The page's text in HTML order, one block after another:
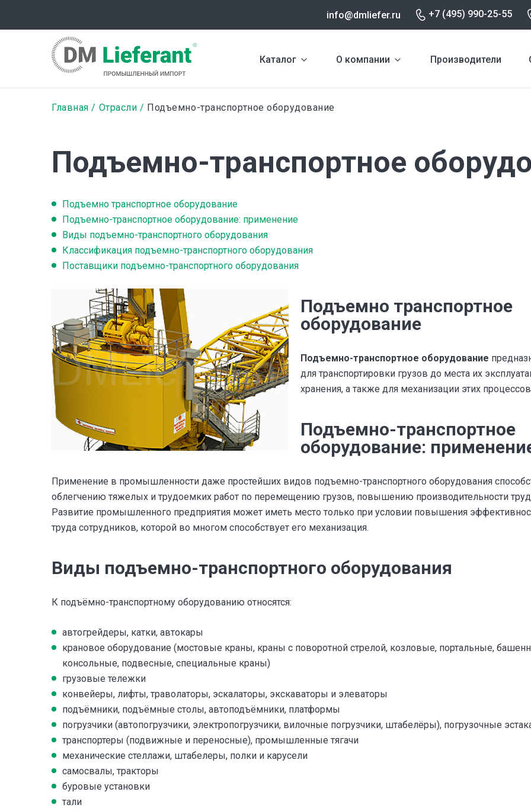
содержанию
info@dmliefer.ru +7 (495) 990-25-55
Каталог О компании Производители
Строка
Главная Отрасли Подъемно-транспортное оборудование
Подъемно-транспортное
Подъемно транспортное оборудование
Подъемно-транспортное оборудование: применение
Виды подъемно-транспортного оборудования
Классификация подъемно-транспортного оборудования
Поставщики подъемно-транспортного оборудования
Подъемно транспортное
оборудование
Подъемно-транспортное оборудование
для транспортировки грузов до места их
хранения, а также для механизации этих
Подъемно-транспортное
оборудование:
Применение в промышленности даже простейших видов подъемно-транспортного оборудования
облегчению тяжелых и трудоемких работ по перемещению грузов, повышению производительности
Развитие промышленного предприятия может иметь место только при условии повышения
труда сотрудников, которой во многом способствует его механизация.
Виды подъемно-транспортного оборудования
К подъёмно-транспортному оборудованию относятся:
автогрейдеры, катки, автокары
крановое оборудование (мостовые краны, краны с поворотной стрелой, козловые, портальные,
консольные, подвесные, специальные краны)
грузовые тележки
конвейеры, лифты, траволаторы, эскалаторы, экскаваторы и элеваторы
подъёмники, подъёмные столы, автоподъёмники, платформы
погрузчики (автопогрузчики, электропогрузчики, вилочные погрузчики, штабелёры), погрузочные
транспортеры (подвижные и переносные), промышленные тягачи
механические стеллажи, штабелеры, полки и карусели
самосвалы, тракторы
буровые установки
тали